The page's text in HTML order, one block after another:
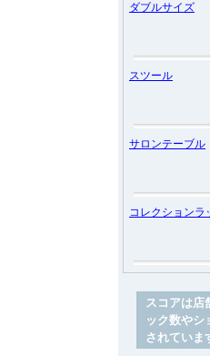
ダブルサイズ
スツール
サロンテーブル
コレクションラ
スコアは店
ック数やシ
されていま